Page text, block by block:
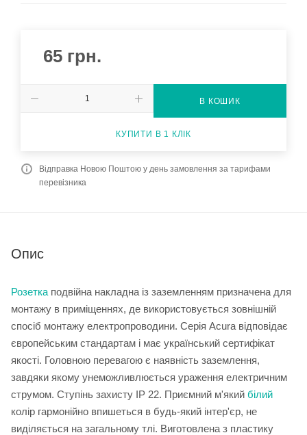
65 грн.
В КОШИК
КУПИТИ В 1 КЛІК
Відправка Новою Поштою у день замовлення за тарифами
перевізника
Опис
Розетка подвійна накладна із заземленням призначена для
монтажу в приміщеннях, де використовується зовнішній
спосіб монтажу електропроводини. Серія Acura відповідає
європейським стандартам і має український сертифікат
якості. Головною перевагою є наявність заземлення,
завдяки якому унеможливлюється ураження електричним
струмом. Ступінь захисту IP 22. Приємний м'який білий
колір гармонійно впишеться в будь-який інтер'єр, не
виділяється на загальному тлі. Виготовлена з пластику